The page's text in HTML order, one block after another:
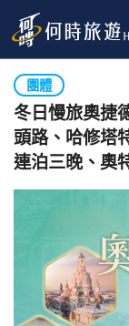
團體
冬日慢旅奧捷
頭路、哈修塔
連泊三晚、奧